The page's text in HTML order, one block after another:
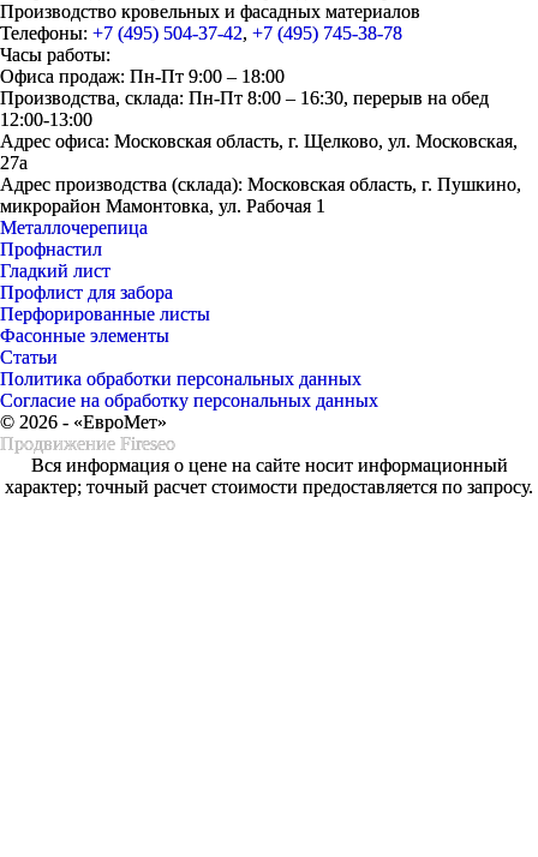
Производство кровельных и фасадных материалов
Телефоны: +7 (495) 504-37-42, +7 (495) 745-38-78
Часы работы:
Офиса продаж: Пн-Пт 9:00 – 18:00
Производства, склада: Пн-Пт 8:00 – 16:30, перерыв на обед
12:00-13:00
Адрес офиса: Московская область, г. Щелково, ул. Московская,
27а
Адрес производства (склада): Московская область, г. Пушкино,
микрорайон Мамонтовка, ул. Рабочая 1
Металлочерепица
Профнастил
Гладкий лист
Профлист для забора
Перфорированные листы
Фасонные элементы
Статьи
Политика обработки персональных данных
Согласие на обработку персональных данных
© 2026 - «ЕвроМет»
Продвижение Fireseo
Вся информация о цене на сайте носит информационный
характер; точный расчет стоимости предоставляется по запросу.